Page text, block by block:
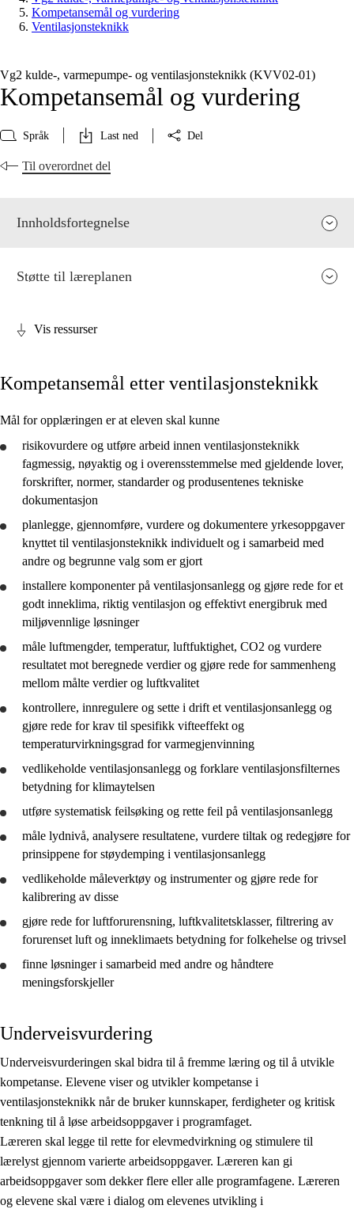
Kompetansemål og vurdering
Ventilasjonsteknikk
Vg2 kulde-, varmepumpe- og ventilasjonsteknikk (KVV02‑01)
Kompetansemål og vurdering
Språk Last ned Del
Til overordnet del
Innholdsfortegnelse
Kjerneelementer
Tverrfaglige temaer
Grunnleggende ferdigheter
Elenergi og automatisering
Kulde- og varmepumpeteknikk
Ventilasjonsteknikk
Støtte til læreplanen
Vis ressurser
Kompetansemål etter ventilasjonsteknikk
Mål for opplæringen er at eleven skal kunne
risikovurdere og utføre arbeid innen ventilasjonsteknikk
fagmessig, nøyaktig og i overensstemmelse med gjeldende lover,
forskrifter, normer, standarder og produsentenes tekniske
dokumentasjon
planlegge, gjennomføre, vurdere og dokumentere yrkesoppgaver
knyttet til ventilasjonsteknikk individuelt og i samarbeid med
andre og begrunne valg som er gjort
installere komponenter på ventilasjonsanlegg og gjøre rede foret
godt inneklima, riktig ventilasjon og effektivt energibruk med
miljøvennlige løsninger
måle luftmengder, temperatur, luftfuktighet, CO2 og vurdere
resultatet mot beregnede verdier og gjøre rede forsammenheng
mellom målte verdier og luftkvalitet
kontrollere, innregulere og sette i drift et ventilasjonsanlegg og
gjøre rede forkrav til spesifikk vifteeffekt og
temperaturvirkningsgrad for varmegjenvinning
vedlikeholde ventilasjonsanlegg og forklare ventilasjonsfilternes
betydning for klimaytelsen
utføre systematisk feilsøking og rette feil på ventilasjonsanlegg
måle lydnivå, analysere resultatene, vurdere tiltak og redegjøre for
prinsippene for støydemping i ventilasjonsanlegg
vedlikeholde måleverktøy og instrumenter og gjøre rede for
kalibrering av disse
gjøre rede forluftforurensning, luftkvalitetsklasser, filtrering av
forurenset luft og inneklimaets betydning for folkehelse og trivsel
finne løsninger i samarbeid med andre og håndtere
meningsforskjeller
Underveisvurdering
Underveisvurderingen skal bidra til å fremme læring og til å utvikle
kompetanse. Elevene viser og utvikler kompetanse i
ventilasjonsteknikk når de bruker kunnskaper, ferdigheter og kritisk
tenkning til å løse arbeidsoppgaver i programfaget.
Læreren skal legge til rette for elevmedvirkning og stimulere til
lærelyst gjennom varierte arbeidsoppgaver. Læreren kan gi
arbeidsoppgaver som dekker flere eller alle programfagene. Læreren
og elevene skal være i dialog om elevenes utvikling i